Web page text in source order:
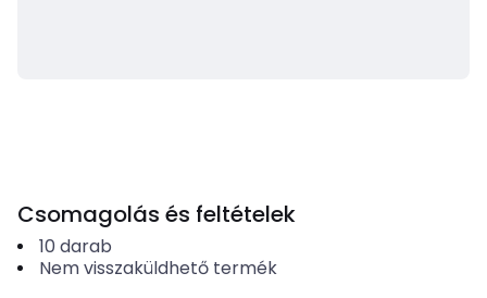
Csomagolás és feltételek
10 darab
Nem visszaküldhető termék